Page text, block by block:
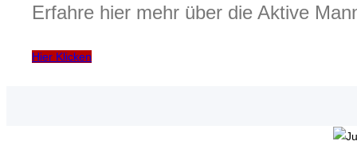
Erfahre hier mehr über die Aktive
Hier Klicken